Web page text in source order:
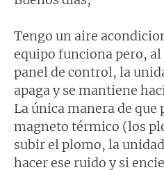
Tengo un aire
equipo funciona pero, al
panel de control, la
apaga y se mantiene
La única manera de que
magneto térmico (los
subir el plomo, la
hacer ese ruido y si